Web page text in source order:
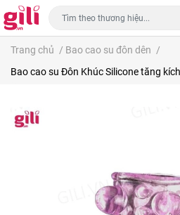
Trang chủ / Bao cao su đôn dên /
Bao cao su Đôn Khúc Silicone tăng